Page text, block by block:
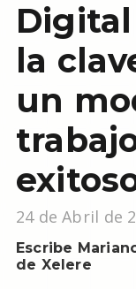
la
un
24 de Abril de
Escribe
de Xelere